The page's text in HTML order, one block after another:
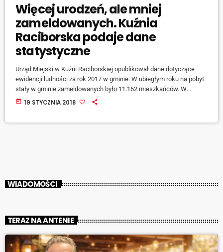
Więcej urodzeń, ale mniej
zameldowanych. Kuźnia
Raciborska podaje dane
statystyczne
Urząd Miejski w Kuźni Raciborskiej opublikował dane dotyczące
ewidencji ludności za rok 2017 w gminie. W ubiegłym roku na pobyt
stały w gminie zameldowanych było 11.162 mieszkańców. W
porównaniu z rokiem 2016 to spadek o 28 osób. W ubiegłym roku
today 19 STYCZNIA 2018
WIADOMOŚCI
TERAZ NA ANTENIE